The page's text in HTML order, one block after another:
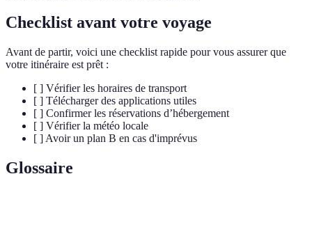
Checklist avant votre voyage
Avant de partir, voici une checklist rapide pour vous assurer que
votre itinéraire est prêt :
[ ] Vérifier les horaires de transport
[ ] Télécharger des applications utiles
[ ] Confirmer les réservations d’hébergement
[ ] Vérifier la météo locale
[ ] Avoir un plan B en cas d'imprévus
Glossaire